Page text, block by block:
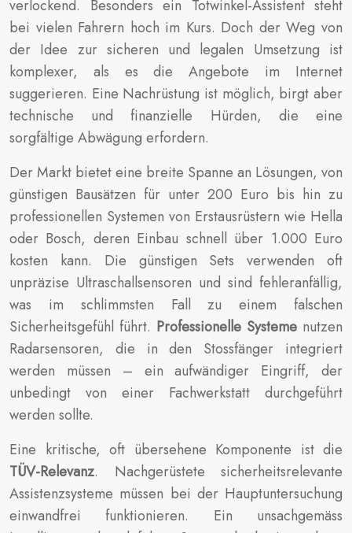
verlockend. Besonders ein Totwinkel-Assistent steht
bei vielen Fahrern hoch im Kurs. Doch der Weg von
der Idee zur sicheren und legalen Umsetzung ist
komplexer, als es die Angebote im Internet
suggerieren. Eine Nachrüstung ist möglich, birgt aber
technische und finanzielle Hürden, die eine
sorgfältige Abwägung erfordern.
Der Markt bietet eine breite Spanne an Lösungen, von
günstigen Bausätzen für unter 200 Euro bis hin zu
professionellen Systemen von Erstausrüstern wie Hella
oder Bosch, deren Einbau schnell über 1.000 Euro
kosten kann. Die günstigen Sets verwenden oft
unpräzise Ultraschallsensoren und sind fehleranfällig,
was im schlimmsten Fall zu einem falschen
Sicherheitsgefühl führt. Professionelle Systeme nutzen
Radarsensoren, die in den Stossfänger integriert
werden müssen – ein aufwändiger Eingriff, der
unbedingt von einer Fachwerkstatt durchgeführt
werden sollte.
Eine kritische, oft übersehene Komponente ist die
TÜV-Relevanz. Nachgerüstete sicherheitsrelevante
Assistenzsysteme müssen bei der Hauptuntersuchung
einwandfrei funktionieren. Ein unsachgemäss